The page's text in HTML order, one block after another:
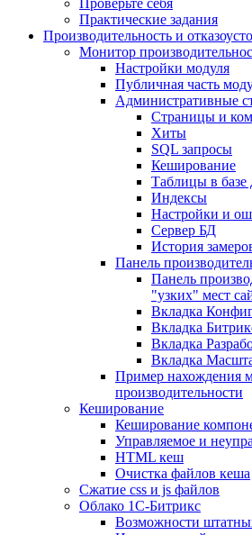
Проверьте себя
Практические задания
Производительность и
Монитор
Настройки модуля
Публичная часть
Административные
Страницы и
Хиты
SQL запросы
Кеширование
Таблицы в базе
Индексы
Настройки и
Сервер БД
История
Панель
Панель
"узких" мест
Вкладка
Вкладка
Вкладка
Вкладка
Пример нахождения
производительности
Кеширование
Кеширование
Управляемое и
HTML кеш
Очистка файлов кеша
Сжатие css и js файлов
Облако 1С-Битрикс
Возможности